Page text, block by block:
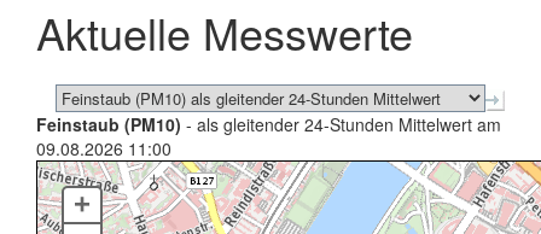
schließen
Aktuelle Messwerte
Feinstaub (PM10) - als gleitender 24-Stunden Mittelwert am
09.08.2026 11:00
+